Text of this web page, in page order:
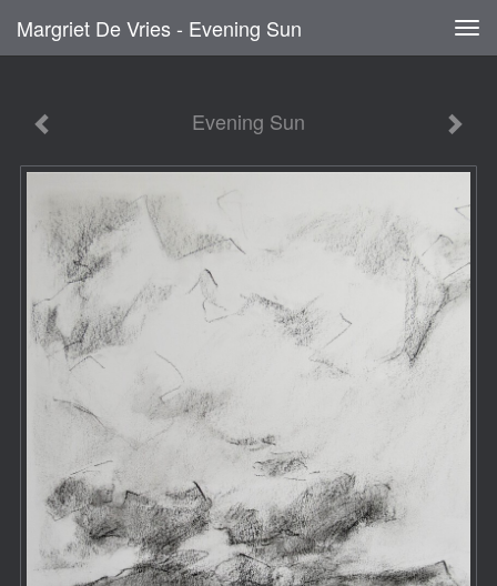
Margriet De Vries - Evening Sun
Evening Sun